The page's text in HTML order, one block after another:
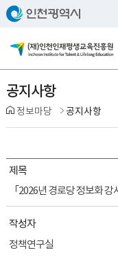
공지사항
정보마당 공지사항
제목
「2026년 경로당 정보화
작성자
정책연구실